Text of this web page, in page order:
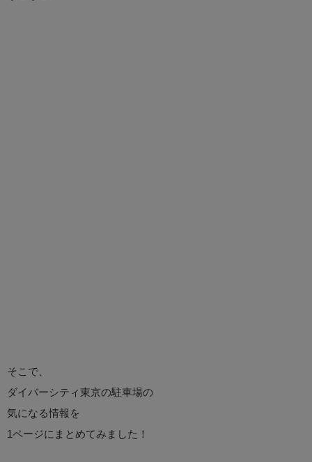
そこで、
ダイバーシティ東京の駐車場の
気になる情報を
1ページにまとめてみました！